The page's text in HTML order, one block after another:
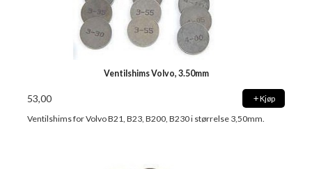
Ventilshims Volvo, 3.50mm
53,00 Kjøp
Ventilshims for Volvo B21, B23, B200, B230 i størrelse 3,50mm.